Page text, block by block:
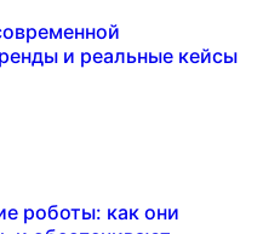
и реальные кейсы
роботы: как они